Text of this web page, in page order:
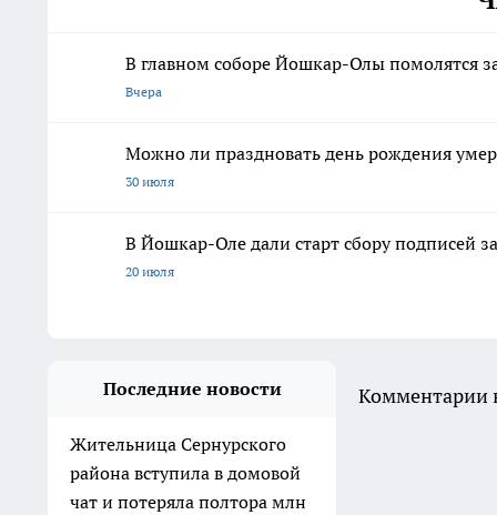
В главном соборе Йошкар-Олы помолятся
Вчера
Можно ли праздновать день рождения
30 июля
В Йошкар-Оле дали старт сбору подписей
20 июля
Последние новости
Жительница Сернурского
района вступила в домовой
чат и потеряла полтора млн
Комментарии